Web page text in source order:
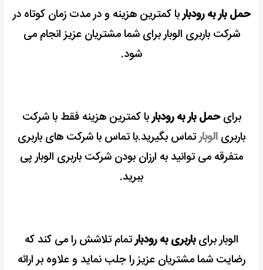
حمل بار به رودباربا کمترین هزینه و در مدت زمان کوتاه در
شرکت باربری الوبار برای شما مشتریان عزیز انجام می
شود.
برایحمل بار به رودباربا کمترین هزینه فقط با شرکت
باربری الوبارتماس بگیرید.با تماس با شرکت های باربری
متفرقه می توانید به ارزان بودن شرکت باربری الوبار پی
ببرید.
الوبار برایباربری به رودبارتمام تلاشش را می کند که
رضایت شما مشتریان عزیز را جلب نماید و علاوه بر ارائه